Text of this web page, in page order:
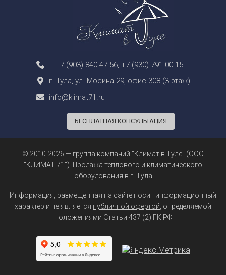
+7 (903) 840-47-56 +7 (930) 791-00-15
г. Тула, ул. Мосина 29, офис 308 (3 этаж)
info@klimat71.ru
БЕСПЛАТНАЯ КОНСУЛЬТАЦИЯ
© 2010-2026 — группа компаний "Климат в Туле" (ООО
"КЛИМАТ 71"). Продажа теплового и климатического
оборудования в г. Тула
Информация, размещенная на сайте носит информационный
характер и не является публичной офертой , определяемой
положениями Статьи 437 (2) ГК РФ